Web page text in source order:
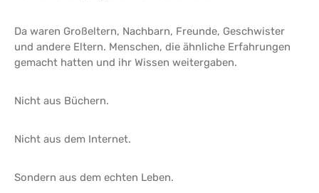
Da waren Großeltern, Nachbarn, Freunde, Geschwister
und andere Eltern. Menschen, die ähnliche Erfahrungen
gemacht hatten und ihr Wissen weitergaben.
Nicht aus Büchern.
Nicht aus dem Internet.
Sondern aus dem echten Leben.